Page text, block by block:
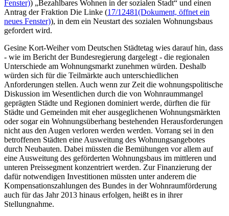
Fenster)) „Bezahlbares Wohnen in der sozialen Stadt“ und einen
Antrag der Fraktion Die Linke (17/12481(Dokument, öffnet ein
neues Fenster)), in dem ein Neustart des sozialen Wohnungsbaus
gefordert wird.
Gesine Kort-Weiher vom Deutschen Städtetag wies darauf hin, dass
- wie im Bericht der Bundesregierung dargelegt - die regionalen
Unterschiede am Wohnungsmarkt zunehmen würden. Deshalb
würden sich für die Teilmärkte auch unterschiedlichen
Anforderungen stellen. Auch wenn zur Zeit die wohnungspolitische
Diskussion im Wesentlichen durch die von Wohnraummangel
geprägten Städte und Regionen dominiert werde, dürften die für
Städte und Gemeinden mit eher ausgeglichenen Wohnungsmärkten
oder sogar ein Wohnungsüberhang bestehenden Herausforderungen
nicht aus den Augen verloren werden werden. Vorrang sei in den
betroffenen Städten eine Ausweitung des Wohnungsangebotes
durch Neubauten. Dabei müssten die Bemühungen vor allem auf
eine Ausweitung des geförderten Wohnungsbaus im mittleren und
unteren Preissegment konzentriert werden. Zur Finanzierung der
dafür notwendigen Investitionen müssten unter anderem die
Kompensationszahlungen des Bundes in der Wohnraumförderung
auch für das Jahr 2013 hinaus erfolgen, heißt es in ihrer
Stellungnahme.